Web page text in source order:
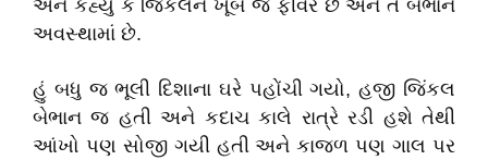
અને કહ્યું કે જિંકલને ખૂબ જ ફીવર છે અને તે બેભાન
અવસ્થામાં છે.
હું બધુ જ ભૂલી દિશાના ઘરે પહોંચી ગયો, હજી જિંકલ
બેભાન જ હતી અને કદાચ કાલે રાત્રે રડી હશે તેથી
આંખો પણ સોજી ગયી હતી અને કાજળ પણ ગાલ પર